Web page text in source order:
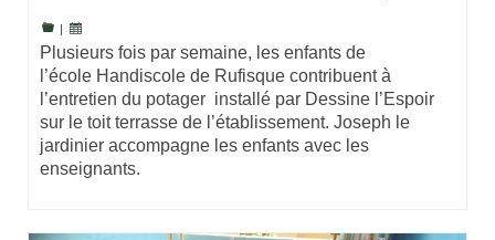
|
Plusieurs fois par semaine, les enfants de
l’école Handiscole de Rufisque contribuent à
l’entretien du potager installé par Dessine l’Espoir
sur le toit terrasse de l’établissement. Joseph le
jardinier accompagne les enfants avec les
enseignants.